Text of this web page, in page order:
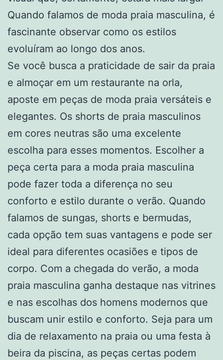
Quando falamos de moda praia masculina, é
fascinante observar como os estilos
evoluíram ao longo dos anos.
Se você busca a praticidade de sair da praia
e almoçar em um restaurante na orla,
aposte em peças de moda praia versáteis e
elegantes. Os shorts de praia masculinos
em cores neutras são uma excelente
escolha para esses momentos. Escolher a
peça certa para a moda praia masculina
pode fazer toda a diferença no seu
conforto e estilo durante o verão. Quando
falamos de sungas, shorts e bermudas,
cada opção tem suas vantagens e pode ser
ideal para diferentes ocasiões e tipos de
corpo. Com a chegada do verão, a moda
praia masculina ganha destaque nas vitrines
e nas escolhas dos homens modernos que
buscam unir estilo e conforto. Seja para um
dia de relaxamento na praia ou uma festa à
beira da piscina, as peças certas podem